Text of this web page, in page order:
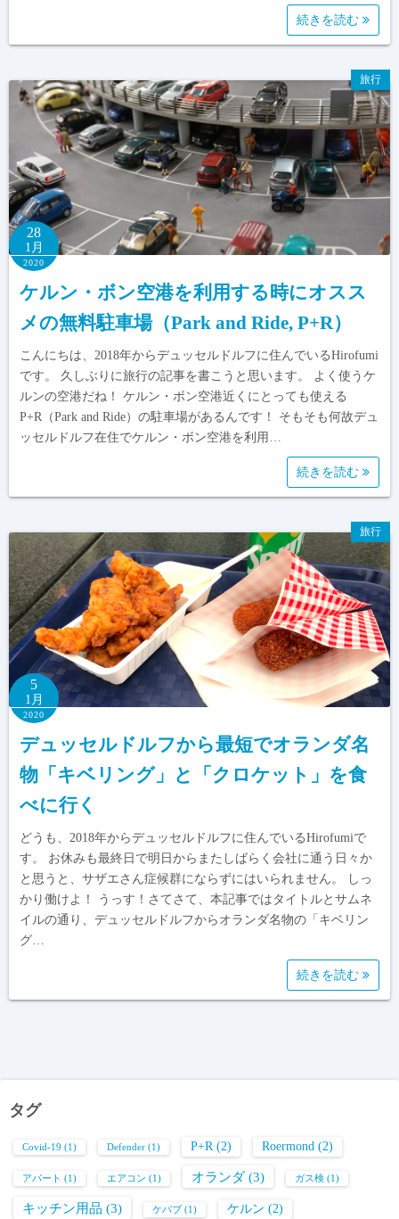
続きを読む
旅行
28
1月
2020
ケルン・ボン空港を利用する時にオスス
メの無料駐車場（Park and Ride, P+R）
こんにちは、2018年からデュッセルドルフに住んでいるHirofumi
です。 久しぶりに旅行の記事を書こうと思います。 よく使うケ
ルンの空港だね！ ケルン・ボン空港近くにとっても使える
P+R（Park and Ride）の駐車場があるんです！ そもそも何故デュ
ッセルドルフ在住でケルン・ボン空港を利用…
続きを読む
旅行
5
1月
2020
デュッセルドルフから最短でオランダ名
物「キベリング」と「クロケット」を食
べに行く
どうも、2018年からデュッセルドルフに住んでいるHirofumiで
す。 お休みも最終日で明日からまたしばらく会社に通う日々か
と思うと、サザエさん症候群にならずにはいられません。 しっ
かり働けよ！ うっす！さてさて、本記事ではタイトルとサムネ
イルの通り、デュッセルドルフからオランダ名物の「キベリン
グ…
続きを読む
タグ
Covid-19 (1) Defender (1) P+R(2) Roermond (2)
アパート (1) エアコン (1) オランダ(3) ガス検 (1)
キッチン用品 (3) ケバブ (1) ケルン (2)